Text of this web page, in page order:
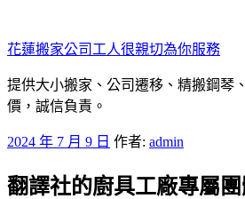
至
主
要
內
花蓮搬家公司工人很親切為你服務
提供大小搬家、公司遷移、精搬鋼琴
價，誠信負責。
發
於
2024 年 7 月 9 日 作者: admin
翻譯社的廚具工廠專屬